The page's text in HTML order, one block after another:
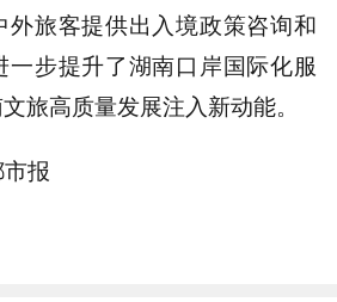
外旅客提供出入境政策咨询和
一步提升了湖南口岸国际化服
旅高质量发展注入新动能。
报